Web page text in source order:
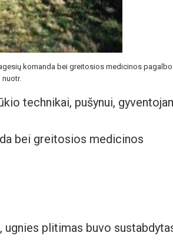
komanda bei greitosios medicinos
technikai, pušynui,
bei greitosios medicinos
plitimas buvo